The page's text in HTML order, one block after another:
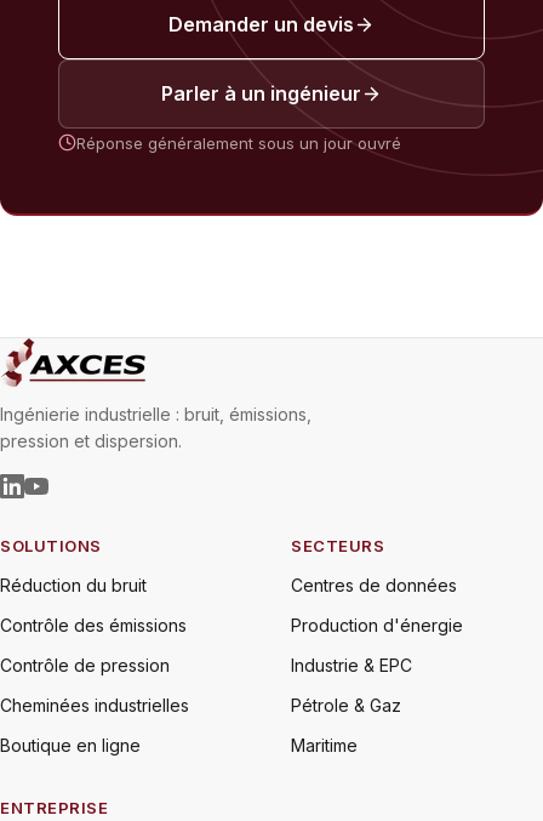
Demander un devis
Parler à un ingénieur
Réponse généralement sous un jour ouvré
Ingénierie industrielle : bruit, émissions,
pression et dispersion.
SOLUTIONS
Réduction du bruit
Contrôle des émissions
Contrôle de pression
Cheminées industrielles
Boutique en ligne
SECTEURS
Centres de données
Production d'énergie
Industrie & EPC
Pétrole & Gaz
Maritime
ENTREPRISE